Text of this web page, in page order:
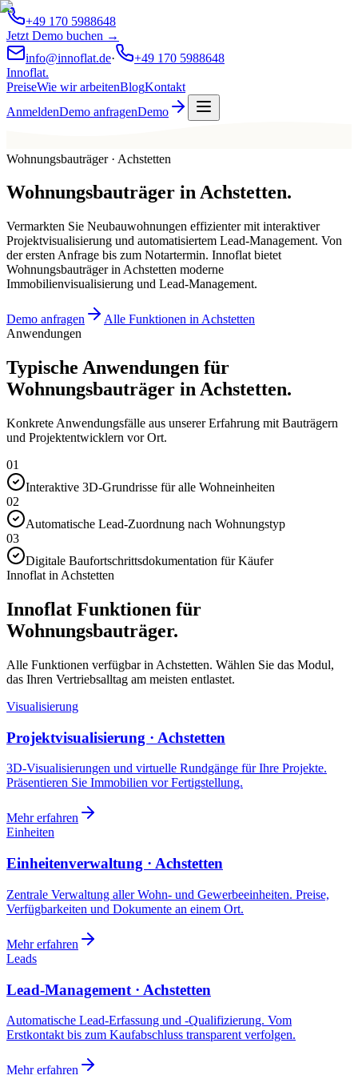
+49 170 5988648
Jetzt Demo buchen →
info@innoflat.de·
+49 170 5988648
Innoflat.
PreiseWie wir arbeitenBlogKontakt
AnmeldenDemo anfragenDemo
Wohnungsbauträger · Achstetten
Wohnungsbauträger inAchstetten.
Vermarkten Sie Neubauwohnungen effizienter mit interaktiver
Projektvisualisierung und automatisiertem Lead-Management. Von
der ersten Anfrage bis zum Notartermin. Innoflat bietet
Wohnungsbauträger in Achstetten moderne
Immobilienvisualisierung und Lead-Management.
Demo anfragen
Alle Funktionen in Achstetten
Anwendungen
Typische Anwendungen für
Wohnungsbauträger in Achstetten.
Konkrete Anwendungsfälle aus unserer Erfahrung mit Bauträgern
und Projektentwicklern vor Ort.
01
Interaktive 3D-Grundrisse für alle Wohneinheiten
02
Automatische Lead-Zuordnung nach Wohnungstyp
03
Digitale Baufortschrittsdokumentation für Käufer
Innoflat in Achstetten
Innoflat Funktionen für
Wohnungsbauträger.
Alle Funktionen verfügbar in Achstetten. Wählen Sie das Modul,
das Ihren Vertriebsalltag am meisten entlastet.
Visualisierung
Projektvisualisierung · Achstetten
3D-Visualisierungen und virtuelle Rundgänge für Ihre Projekte.
Präsentieren Sie Immobilien vor Fertigstellung.
Mehr erfahren
Einheiten
Einheitenverwaltung · Achstetten
Zentrale Verwaltung aller Wohn- und Gewerbeeinheiten. Preise,
Verfügbarkeiten und Dokumente an einem Ort.
Mehr erfahren
Leads
Lead-Management · Achstetten
Automatische Lead-Erfassung und -Qualifizierung. Vom
Erstkontakt bis zum Kaufabschluss transparent verfolgen.
Mehr erfahren